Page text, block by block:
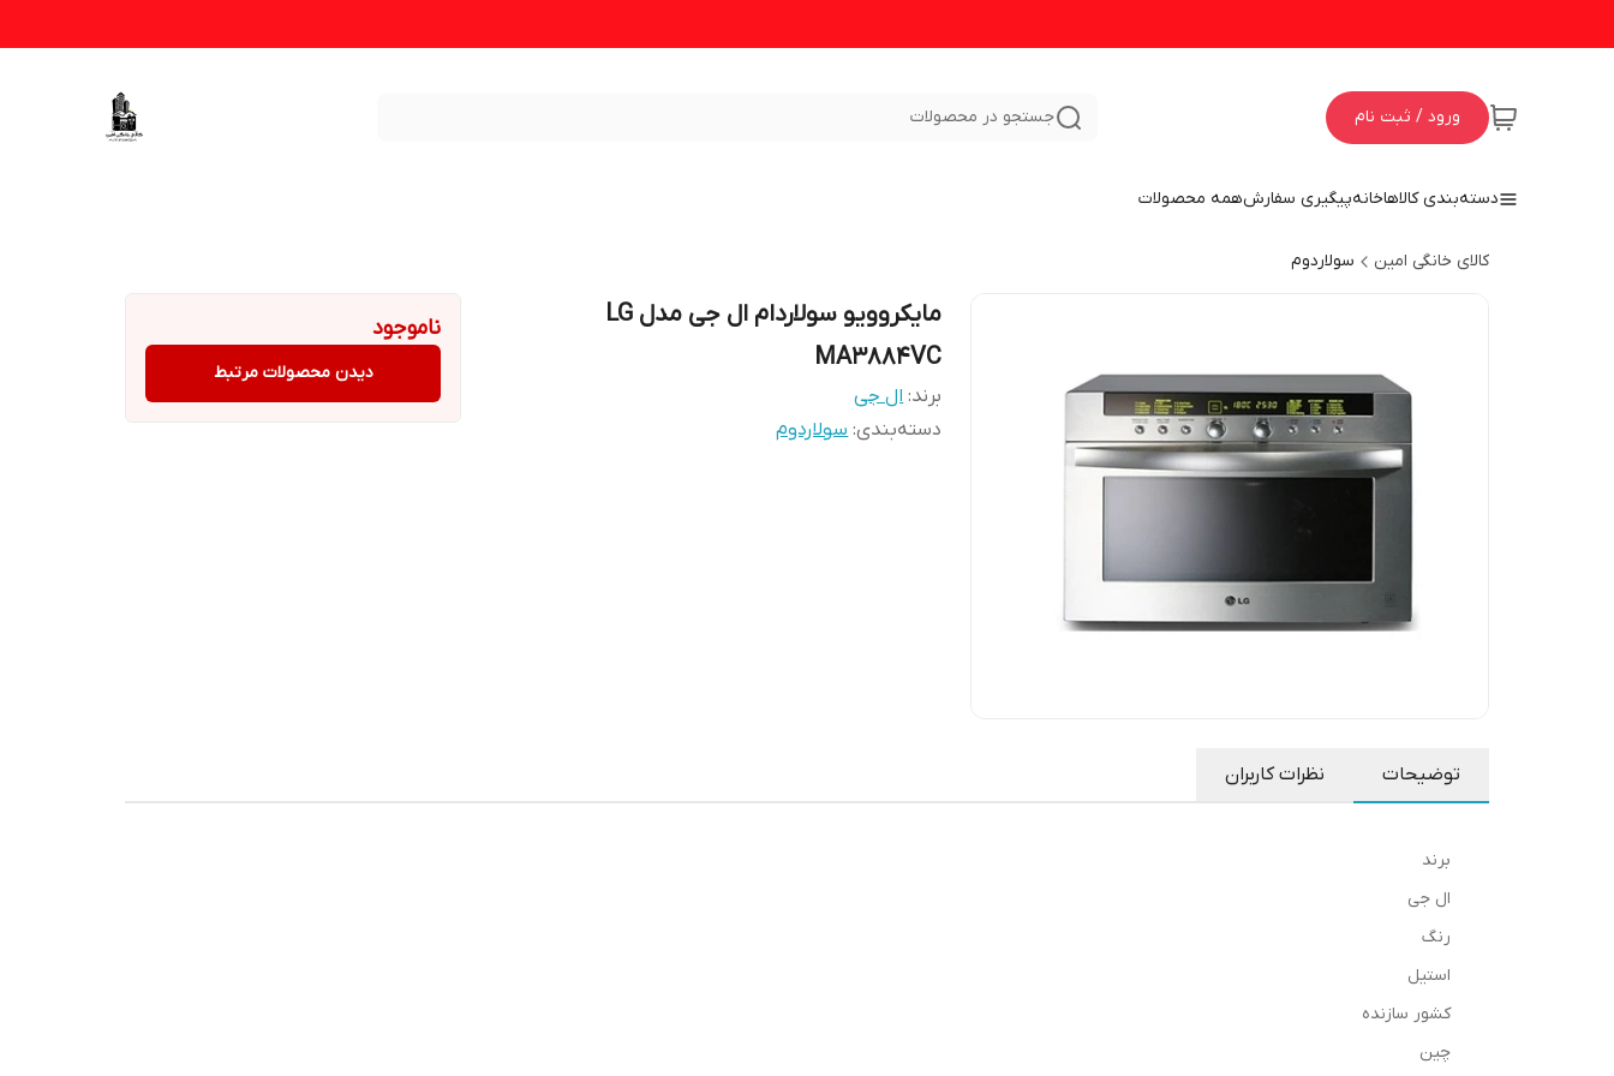
ورود / ثبت نام جستجو در محصولات
دسته‌بندی کالاهاخانهپیگیری سفارشهمه محصولات
کالای خانگی امین سولاردوم
مایکروویو سولاردام ال جی مدل LG
MA3884VC
برند: ال جی
دسته‌بندی:سولاردوم
ناموجود
دیدن محصولات مرتبط
توضیحات نظرات کاربران
برند
ال جی
رنگ
استیل
کشور سازنده
چین